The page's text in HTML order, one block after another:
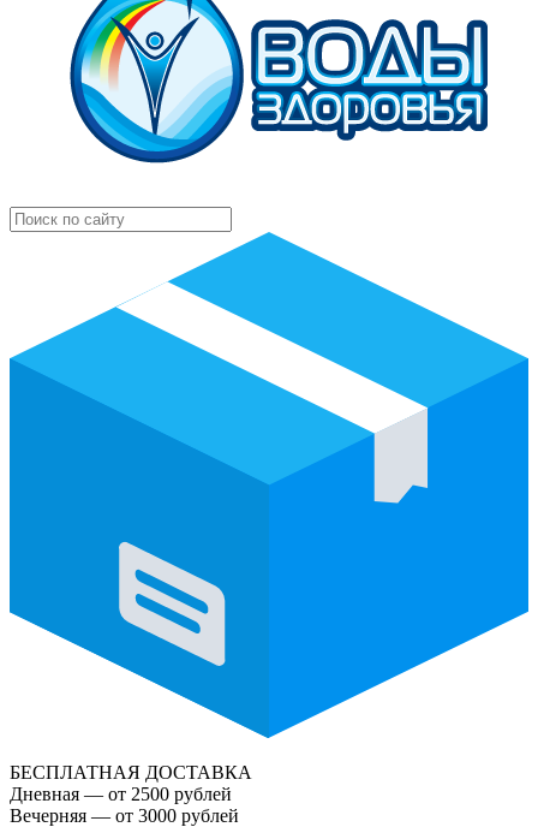
БЕСПЛАТНАЯ ДОСТАВКА
Дневная — от 2500 рублей
Вечерняя — от 3000 рублей